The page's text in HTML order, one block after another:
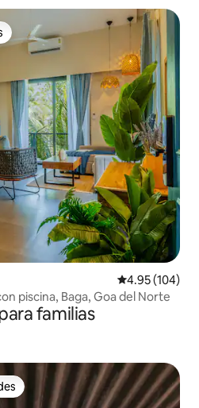
Calificación
4.95 (104)
piscina, Baga, Goa del Norte
familias
entre huéspedes